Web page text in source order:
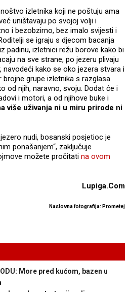
izletnika koji ne poštuju ama
uništavaju po svojoj volji i
i bezobzirno, bez imalo svijesti i
se igraju s djecom bacanja
padinu, izletnici režu borove kako bi
na sve strane, po jezeru plivaju
navodeći kako se oko jezera stvara i
grupe izletnika s razglasa
od njih, naravno, svoju. Dodat će i
i motori, a od njihove buke i
više uživanja ni u miru prirode ni
nudi, bosanski posjetioc je
ponašanjem“, zaključuje
možete pročitati na ovom
Lupiga.Com
Naslovna fotografija: Prometej
More pred kućom, bazen u